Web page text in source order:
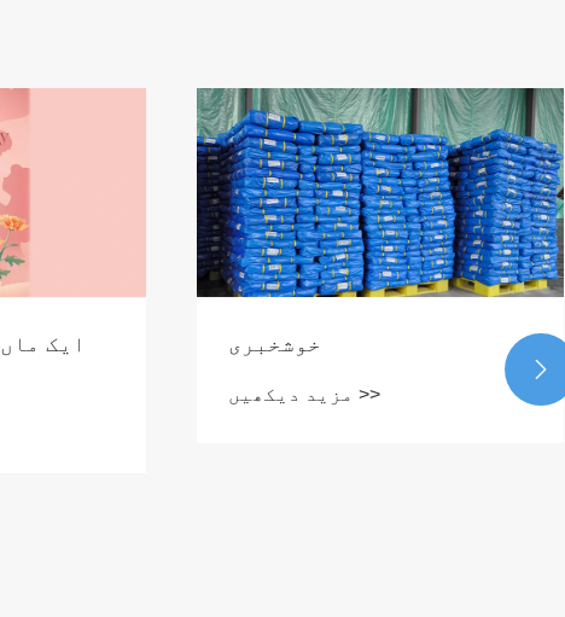
Linyi Jincang Plastic Products
کے بعد دوبارہ کام شروع
